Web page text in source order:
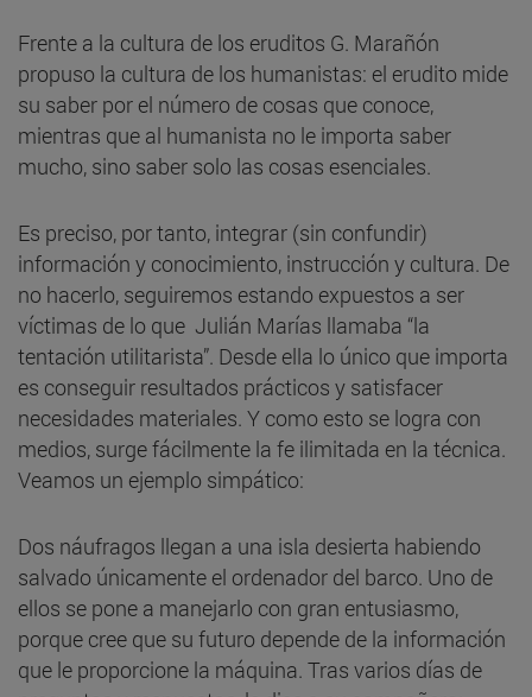
Frente a la cultura de los eruditos G. Marañón
propuso la cultura de los humanistas: el erudito mide
su saber por el número de cosas que conoce,
mientras que al humanista no le importa saber
mucho, sino saber solo las cosas esenciales.
Es preciso, por tanto, integrar (sin confundir)
información y conocimiento, instrucción y cultura. De
no hacerlo, seguiremos estando expuestos a ser
víctimas de lo que Julián Marías llamaba “la
tentación utilitarista”. Desde ella lo único que importa
es conseguir resultados prácticos y satisfacer
necesidades materiales. Y como esto se logra con
medios, surge fácilmente la fe ilimitada en la técnica.
Veamos un ejemplo simpático:
Dos náufragos llegan a una isla desierta habiendo
salvado únicamente el ordenador del barco. Uno de
ellos se pone a manejarlo con gran entusiasmo,
porque cree que su futuro depende de la información
que le proporcione la máquina. Tras varios días de